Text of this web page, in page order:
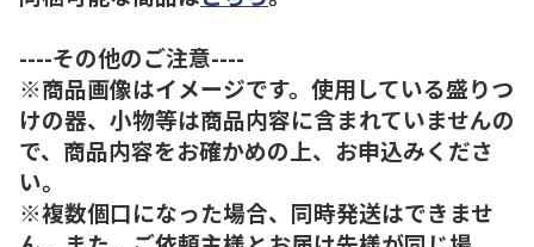
----その他のご注意----
※商品画像はイメージです。使用している盛りつ
けの器、小物等は商品内容に含まれていませんの
で、商品内容をお確かめの上、お申込みくださ
い。
※複数個口になった場合、同時発送はできませ